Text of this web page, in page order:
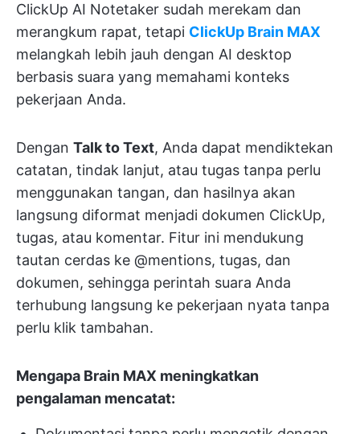
ClickUp AI Notetaker sudah merekam dan
merangkum rapat, tetapi ClickUp Brain MAX
melangkah lebih jauh dengan AI desktop
berbasis suara yang memahami konteks
pekerjaan Anda.
Dengan Talk to Text, Anda dapat mendiktekan
catatan, tindak lanjut, atau tugas tanpa perlu
menggunakan tangan, dan hasilnya akan
langsung diformat menjadi dokumen ClickUp,
tugas, atau komentar. Fitur ini mendukung
tautan cerdas ke @mentions, tugas, dan
dokumen, sehingga perintah suara Anda
terhubung langsung ke pekerjaan nyata tanpa
perlu klik tambahan.
Mengapa Brain MAX meningkatkan
pengalaman mencatat: